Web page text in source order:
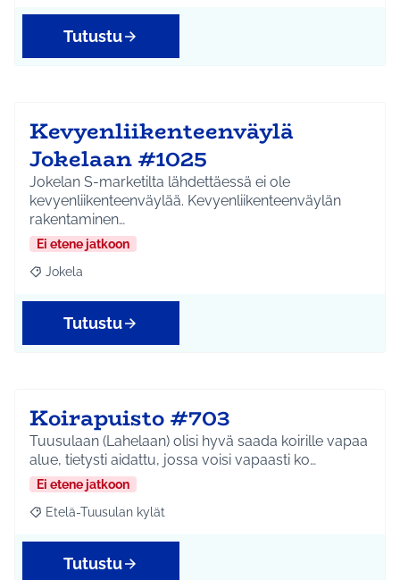
Tutustu
Kevyenliikenteenväylä
Jokelaan #1025
Jokelan S-marketilta lähdettäessä ei ole
kevyenliikenteenväylää. Kevyenliikenteenväylän
rakentaminen…
Ei etene jatkoon
Rajaa tulokset aihepiirin mukaan: Jokela
Jokela
Tutustu
Koirapuisto #703
Tuusulaan (Lahelaan) olisi hyvä saada koirille vapaa
alue, tietysti aidattu, jossa voisi vapaasti ko…
Ei etene jatkoon
Rajaa tulokset aihepiirin mukaan: Etelä-Tuusulan kylät
Etelä-Tuusulan kylät
Tutustu